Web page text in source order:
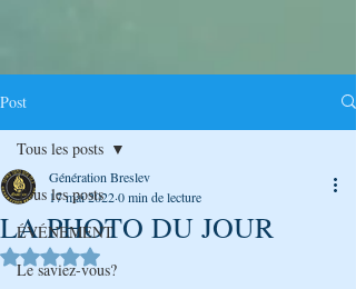
Post
Tous les posts
ÉVÉNEMENT
Le saviez-vous?
Tous les posts
LA PHOTO DU JOUR
Génération Breslev
17 mai 20220 min de lecture
Noté NaN étoiles sur 5.